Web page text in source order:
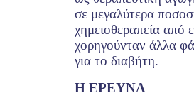
σε μεγαλύτερα
χημειοθεραπεία από
χορηγούνταν άλλα
για το διαβήτη.
Η ΕΡΕΥΝΑ